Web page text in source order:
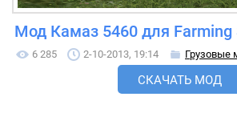
Мод Камаз 5460 для Farming
6 285 2-10-2013, 19:14
СКАЧАТЬ МОД